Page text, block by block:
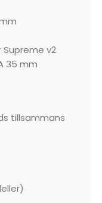
v2
35 mm
tillsammans